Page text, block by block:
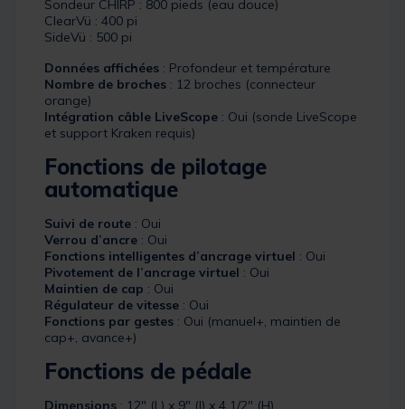
Sondeur CHIRP : 800 pieds (eau douce)
ClearVü : 400 pi
SideVü : 500 pi
Données affichées : Profondeur et température
Nombre de broches : 12 broches (connecteur
orange)
Intégration câble LiveScope : Oui (sonde LiveScope
et support Kraken requis)
Fonctions de pilotage
automatique
Suivi de route : Oui
Verrou d’ancre : Oui
Fonctions intelligentes d’ancrage virtuel : Oui
Pivotement de l’ancrage virtuel : Oui
Maintien de cap : Oui
Régulateur de vitesse : Oui
Fonctions par gestes : Oui (manuel+, maintien de
cap+, avance+)
Fonctions de pédale
Dimensions : 12″ (L) x 9″ (l) x 4 1/2″ (H)